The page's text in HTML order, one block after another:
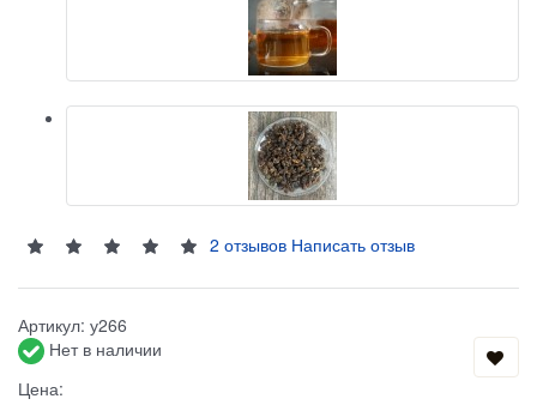
2 отзывов Написать отзыв
Артикул: у266
Нет в наличии
Цена: